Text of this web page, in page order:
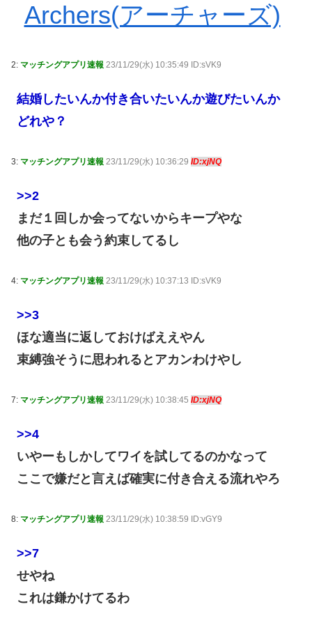
Archers(アーチャーズ)
2: マッチングアプリ速報 23/11/29(水) 10:35:49 ID:sVK9
結婚したいんか付き合いたいんか遊びたいんか
どれや？
3: マッチングアプリ速報 23/11/29(水) 10:36:29 ID:xjNQ
>>2
まだ１回しか会ってないからキープやな
他の子とも会う約束してるし
4: マッチングアプリ速報 23/11/29(水) 10:37:13 ID:sVK9
>>3
ほな適当に返しておけばええやん
束縛強そうに思われるとアカンわけやし
7: マッチングアプリ速報 23/11/29(水) 10:38:45 ID:xjNQ
>>4
いやーもしかしてワイを試してるのかなって
ここで嫌だと言えば確実に付き合える流れやろ
8: マッチングアプリ速報 23/11/29(水) 10:38:59 ID:vGY9
>>7
せやね
これは鎌かけてるわ